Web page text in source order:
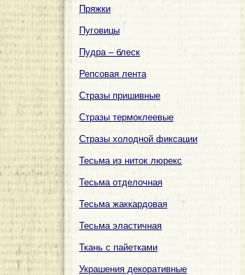
Пряжки
Пуговицы
Пудра – блеск
Репсовая лента
Стразы пришивные
Стразы термоклеевые
Стразы холодной фиксации
Тесьма из ниток люрекс
Тесьма отделочная
Тесьма жаккардовая
Тесьма эластичная
Ткань с пайетками
Украшения декоративные